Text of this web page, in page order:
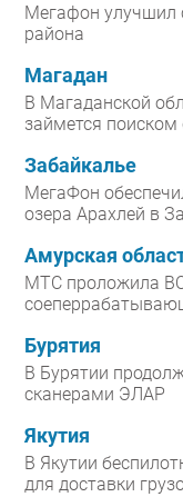
Мегафон улучшил
района
Магадан
В Магаданской
займется
Забайкалье
МегаФон
озера Арахлей в
Амурская
МТС проложила
Бурятия
В Бурятии
сканерами ЭЛАР
Якутия
В Якутии
для доставки